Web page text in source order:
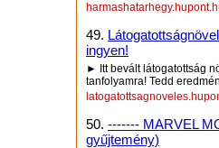
49.
ingyen!
► Itt bevált látogatottság
tanfolyamra! Tedd
50. ------- MARVEL
gyűjtemény)